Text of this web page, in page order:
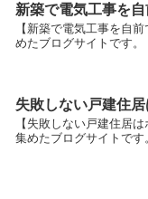
新築で電気工事を
【新築で電気工事を自
めたブログサイトです。
失敗しない戸建住
【失敗しない戸建住居
集めたブログサイトです